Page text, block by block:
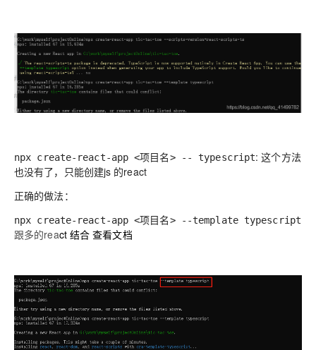
npx create-react-app <项目名> -- typescript: 这个方法
也没有了，只能创建js 的react
正确的做法：
npx create-react-app <项目名> --template typescript
跟多的react 结合查看文档